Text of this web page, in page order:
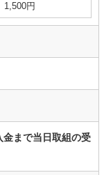
1,500円
まで当日取組の受